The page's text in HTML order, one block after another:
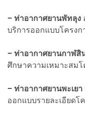
– ท่าอากาศยานพัทลุง
บริการออกแบบโครงก
– ท่าอากาศยานกาฬสิ
ศึกษาความเหมาะสมโ
– ท่าอากาศยานพะเย
ออกแบบรายละเอียดโ